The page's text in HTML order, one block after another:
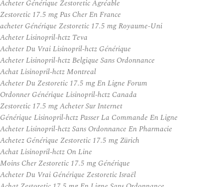
Acheter Générique Zestoretic Agréable
Zestoretic 17.5 mg Pas Cher En France
acheter Générique Zestoretic 17.5 mg Royaume-Uni
Acheter Lisinopril-hctz Teva
Acheter Du Vrai Lisinopril-hctz Générique
Acheter Lisinopril-hctz Belgique Sans Ordonnance
Achat Lisinopril-hctz Montreal
Acheter Du Zestoretic 17.5 mg En Ligne Forum
Ordonner Générique Lisinopril-hctz Canada
Zestoretic 17.5 mg Acheter Sur Internet
Générique Lisinopril-hctz Passer La Commande En Ligne
Acheter Lisinopril-hctz Sans Ordonnance En Pharmacie
Achetez Générique Zestoretic 17.5 mg Zürich
Achat Lisinopril-hctz On Line
Moins Cher Zestoretic 17.5 mg Générique
Acheter Du Vrai Générique Zestoretic Israël